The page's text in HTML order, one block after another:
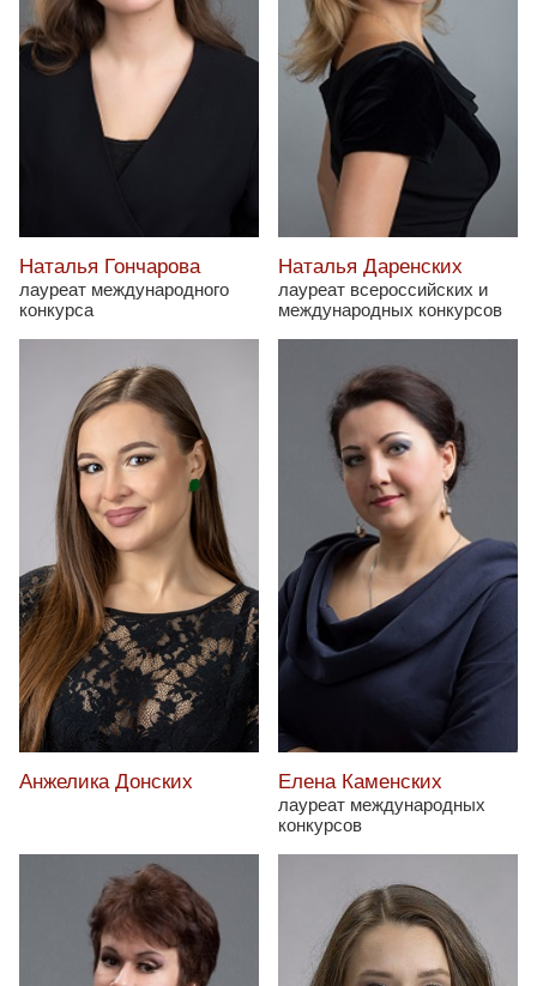
Наталья Гончарова
лауреат международного
конкурса
Наталья Даренских
лауреат всероссийских и
международных конкурсов
Анжелика Донских Елена Каменских
лауреат международных
конкурсов